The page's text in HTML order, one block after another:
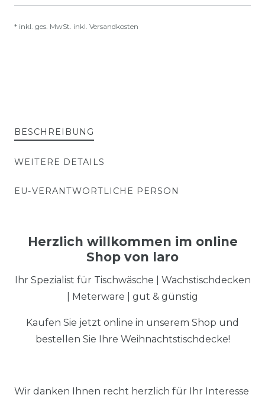
* inkl. ges. MwSt. inkl. Versandkosten
BESCHREIBUNG
WEITERE DETAILS
EU-VERANTWORTLICHE PERSON
Herzlich willkommen im online
Shop von laro
Ihr Spezialist für Tischwäsche | Wachstischdecken
| Meterware | gut & günstig
Kaufen Sie jetzt online in unserem Shop und
bestellen Sie Ihre Weihnachtstischdecke!
Wir danken Ihnen recht herzlich für Ihr Interesse